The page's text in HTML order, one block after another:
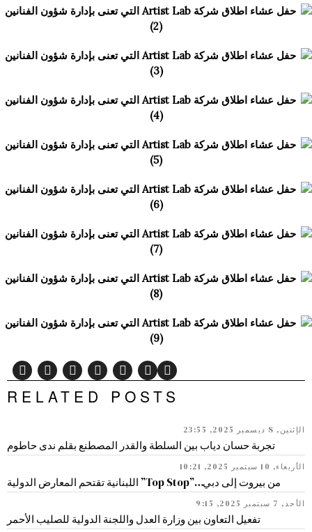
RELATED POSTS
الإثنين, 8 ديسمبر 2025, 23:55
تجربة حسان دياب بين السلطة والقدر المصطنع بقلم ندى حاطوم
الأربعاء, 10 سبتمبر 2025, 10:21
من بيروت إلى دبي…”Top Stop” اللبنانية تقتحم المعارض الدولية
الأحد, 7 سبتمبر 2025, 9:15
تفعيل التعاون بين وزارة العدل واللجنة الدولية للصليب الأحمر